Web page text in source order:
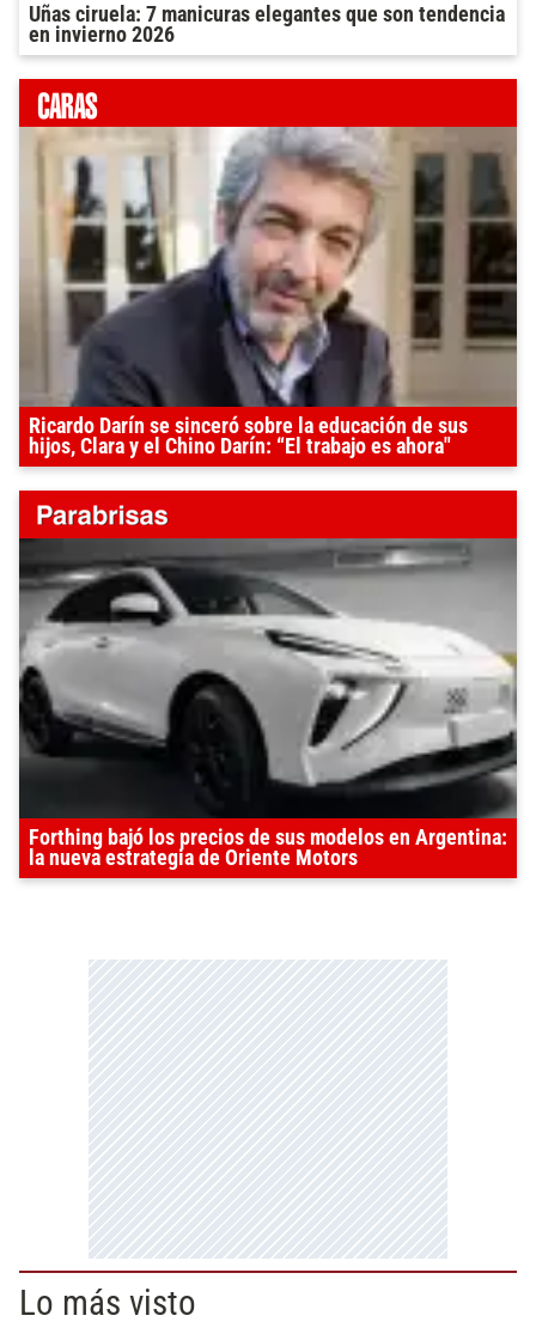
Uñas ciruela: 7 manicuras elegantes que son tendencia
en invierno 2026
Ricardo Darín se sinceró sobre la educación de sus
hijos, Clara y el Chino Darín: “El trabajo es ahora"
Forthing bajó los precios de sus modelos en Argentina:
la nueva estrategia de Oriente Motors
Lo más visto